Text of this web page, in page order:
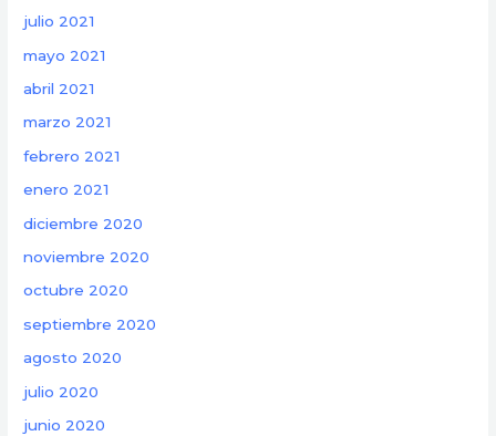
julio 2021
mayo 2021
abril 2021
marzo 2021
febrero 2021
enero 2021
diciembre 2020
noviembre 2020
octubre 2020
septiembre 2020
agosto 2020
julio 2020
junio 2020